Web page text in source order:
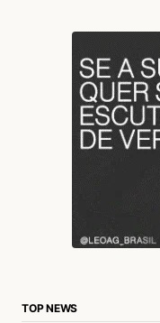
TOP NEWS